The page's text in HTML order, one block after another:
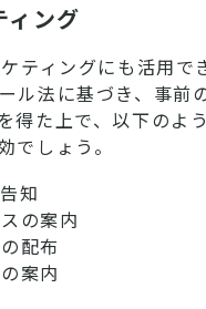
ィング
ティングにも活用で
ル法に基づき、事前
得た上で、以下のよ
でしょう。
知
の案内
配布
案内